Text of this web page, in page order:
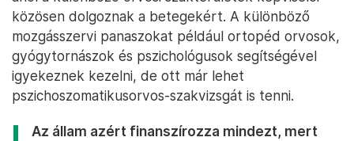
közösen dolgoznak a betegekért. A különböző
mozgásszervi panaszokat például ortopéd orvosok,
gyógytornászok és pszichológusok segítségével
igyekeznek kezelni, de ott már lehet
pszichoszomatikusorvos-szakvizsgát is tenni.
Az állam azért finanszírozza mindezt, mert